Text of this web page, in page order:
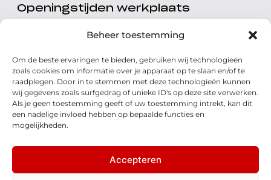
Beheer toestemming
Om de beste ervaringen te bieden, gebruiken wij technologieën
zoals cookies om informatie over je apparaat op te slaan en/of te
raadplegen. Door in te stemmen met deze technologieën kunnen
wij gegevens zoals surfgedrag of unieke ID's op deze site verwerken.
Als je geen toestemming geeft of uw toestemming intrekt, kan dit
een nadelige invloed hebben op bepaalde functies en
mogelijkheden.
Accepteren
Openingstijden werkplaats
Maandag t/m vrijdag
08.00 tot 17.00 uur
Zondag
Gesloten
Volg ons